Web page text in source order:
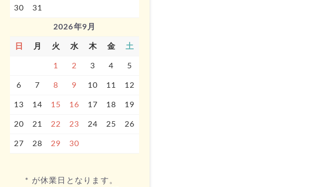
30 31
2026年9月
日 月 火 水 木 金 土
1 2 3 4 5
6 7 8 9 10 11 12
13 14 15 16 17 18 19
20 21 22 23 24 25 26
27 28 29 30
* が休業日となります。